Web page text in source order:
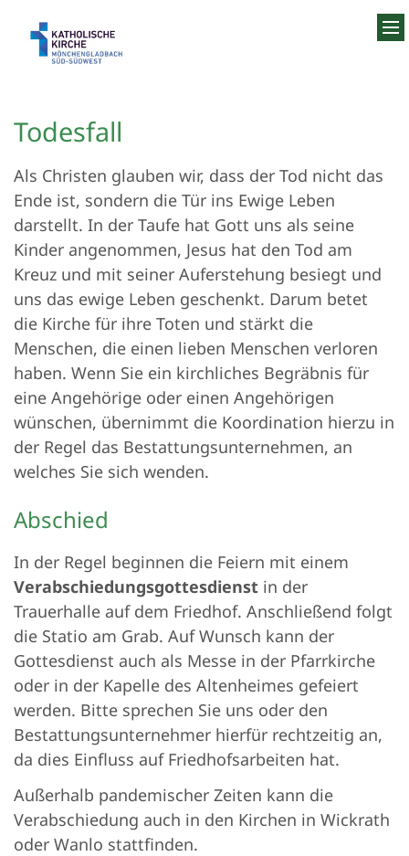
Todesfall
Als Christen glauben wir, dass der Tod nicht das
Ende ist, sondern die Tür ins Ewige Leben
darstellt. In der Taufe hat Gott uns als seine
Kinder angenommen, Jesus hat den Tod am
Kreuz und mit seiner Auferstehung besiegt und
uns das ewige Leben geschenkt. Darum betet
die Kirche für ihre Toten und stärkt die
Menschen, die einen lieben Menschen verloren
haben. Wenn Sie ein kirchliches Begräbnis für
eine Angehörige oder einen Angehörigen
wünschen, übernimmt die Koordination hierzu in
der Regel das Bestattungsunternehmen, an
welches Sie sich wenden.
Abschied
In der Regel beginnen die Feiern mit einem
Verabschiedungsgottesdienst in der
Trauerhalle auf dem Friedhof. Anschließend folgt
die Statio am Grab. Auf Wunsch kann der
Gottesdienst auch als Messe in der Pfarrkirche
oder in der Kapelle des Altenheimes gefeiert
werden. Bitte sprechen Sie uns oder den
Bestattungsunternehmer hierfür rechtzeitig an,
da dies Einfluss auf Friedhofsarbeiten hat.
Außerhalb pandemischer Zeiten kann die
Verabschiedung auch in den Kirchen in Wickrath
oder Wanlo stattfinden.